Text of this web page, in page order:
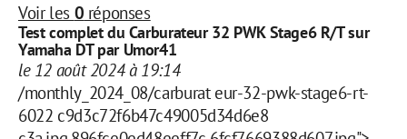
Voir les 0 réponses
Test complet du Carburateur 32 PWK Stage6 R/T sur
Yamaha DT par Umor41
le 12 août 2024 à 19:14
/monthly_2024_08/carburat eur-32-pwk-stage6-rt-
6022 c9d3c72f6b47c49005d34d6e8